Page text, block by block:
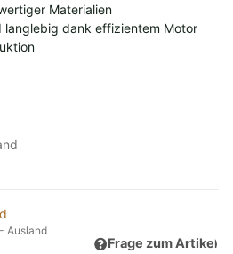
Materialien
langlebig dank effizientem Motor
Ausland
Frage zum Artikel